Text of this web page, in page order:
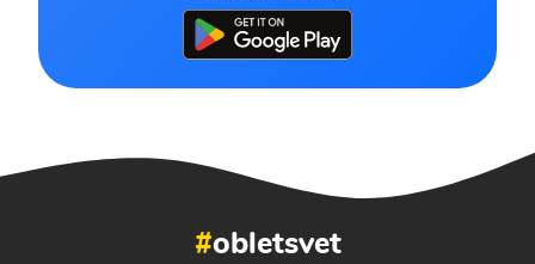
#obletsvet